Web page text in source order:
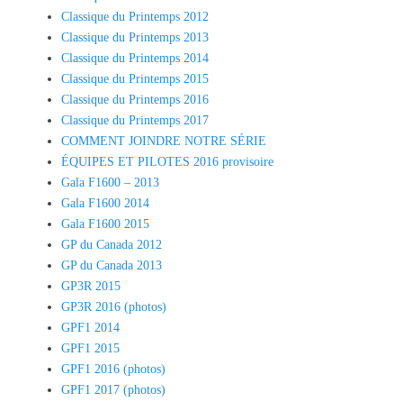
Classique du Printemps 2012
Classique du Printemps 2013
Classique du Printemps 2014
Classique du Printemps 2015
Classique du Printemps 2016
Classique du Printemps 2017
COMMENT JOINDRE NOTRE SÉRIE
ÉQUIPES ET PILOTES 2016 provisoire
Gala F1600 – 2013
Gala F1600 2014
Gala F1600 2015
GP du Canada 2012
GP du Canada 2013
GP3R 2015
GP3R 2016 (photos)
GPF1 2014
GPF1 2015
GPF1 2016 (photos)
GPF1 2017 (photos)